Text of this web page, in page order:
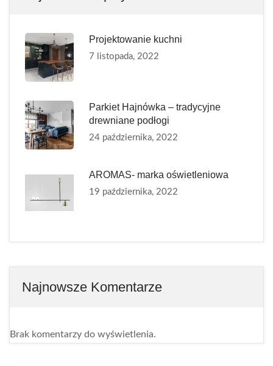
Projektowanie kuchni
7 listopada, 2022
Parkiet Hajnówka – tradycyjne
drewniane podłogi
24 października, 2022
AROMAS- marka oświetleniowa
19 października, 2022
Najnowsze Komentarze
Brak komentarzy do wyświetlenia.